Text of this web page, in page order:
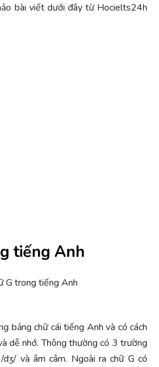
bài viết dưới đây từ Hocielts24h
tiếng Anh
bảng chữ cái tiếng Anh và có cách
dễ nhớ. Thông thường có 3 trường
và âm câm. Ngoài ra chữ G có